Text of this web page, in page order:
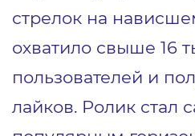
стрелок на
охватило свыше 16
пользователей и
лайков. Ролик стал